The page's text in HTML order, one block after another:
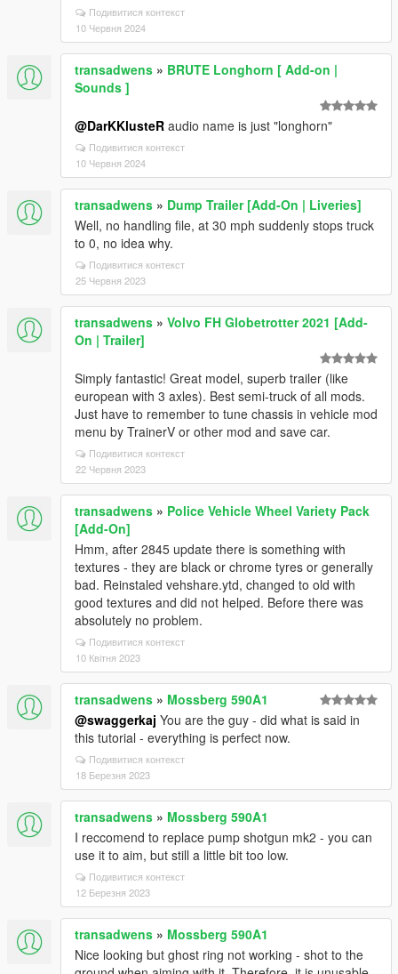
Подивитися контекст
10 Червня 2024
transadwens » BRUTE Longhorn [ Add-on |
Sounds ]
@DarKKlusteR audio name is just "longhorn"
Подивитися контекст
10 Червня 2024
transadwens » Dump Trailer [Add-On | Liveries]
Well, no handling file, at 30 mph suddenly stops truck
to 0, no idea why.
Подивитися контекст
25 Червня 2023
transadwens » Volvo FH Globetrotter 2021 [Add-
On | Trailer]
Simply fantastic! Great model, superb trailer (like
european with 3 axles). Best semi-truck of all mods.
Just have to remember to tune chassis in vehicle mod
menu by TrainerV or other mod and save car.
Подивитися контекст
22 Червня 2023
transadwens » Police Vehicle Wheel Variety Pack
[Add-On]
Hmm, after 2845 update there is something with
textures - they are black or chrome tyres or generally
bad. Reinstaled vehshare.ytd, changed to old with
good textures and did not helped. Before there was
absolutely no problem.
Подивитися контекст
10 Квітня 2023
transadwens » Mossberg 590A1
@swaggerkaj You are the guy - did what is said in
this tutorial - everything is perfect now.
Подивитися контекст
18 Березня 2023
transadwens » Mossberg 590A1
I reccomend to replace pump shotgun mk2 - you can
use it to aim, but still a little bit too low.
Подивитися контекст
12 Березня 2023
transadwens » Mossberg 590A1
Nice looking but ghost ring not working - shot to the